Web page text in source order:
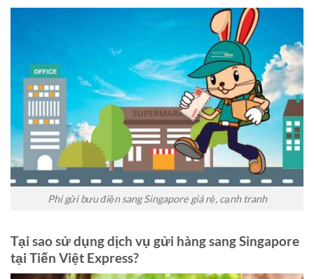
Phí gửi bưu điện sang Singapore giá rẻ, cạnh tranh
Tại sao sử dụng dịch vụ gửi hàng sang Singapore
tại Tiến Việt Express?